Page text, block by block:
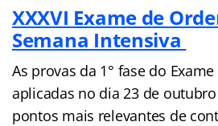
XXXVI Exame de
Semana Intensiva
As provas da 1° fase do
aplicadas no dia 23 de outubro
pontos mais relevantes de